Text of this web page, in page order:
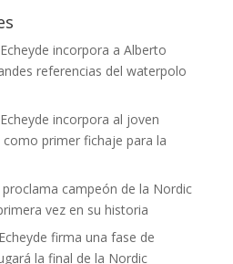
incorpora a Alberto
referencias del waterpolo
incorpora al joven
primer fichaje para la
proclama campeón de la Nordic
vez en su historia
firma una fase de
la final de la Nordic